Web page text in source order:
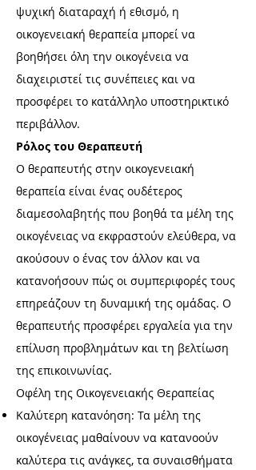
ψυχική διαταραχή ή εθισμό, η
οικογενειακή θεραπεία μπορεί να
βοηθήσει όλη την οικογένεια να
διαχειριστεί τις συνέπειες και να
προσφέρει το κατάλληλο υποστηρικτικό
περιβάλλον.
Ρόλος του Θεραπευτή
Ο θεραπευτής στην οικογενειακή
θεραπεία είναι ένας ουδέτερος
διαμεσολαβητής που βοηθά τα μέλη της
οικογένειας να εκφραστούν ελεύθερα, να
ακούσουν ο ένας τον άλλον και να
κατανοήσουν πώς οι συμπεριφορές τους
επηρεάζουν τη δυναμική της ομάδας. Ο
θεραπευτής προσφέρει εργαλεία για την
επίλυση προβλημάτων και τη βελτίωση
της επικοινωνίας.
Οφέλη της Οικογενειακής Θεραπείας
Καλύτερη κατανόηση: Τα μέλη της
οικογένειας μαθαίνουν να κατανοούν
καλύτερα τις ανάγκες, τα συναισθήματα